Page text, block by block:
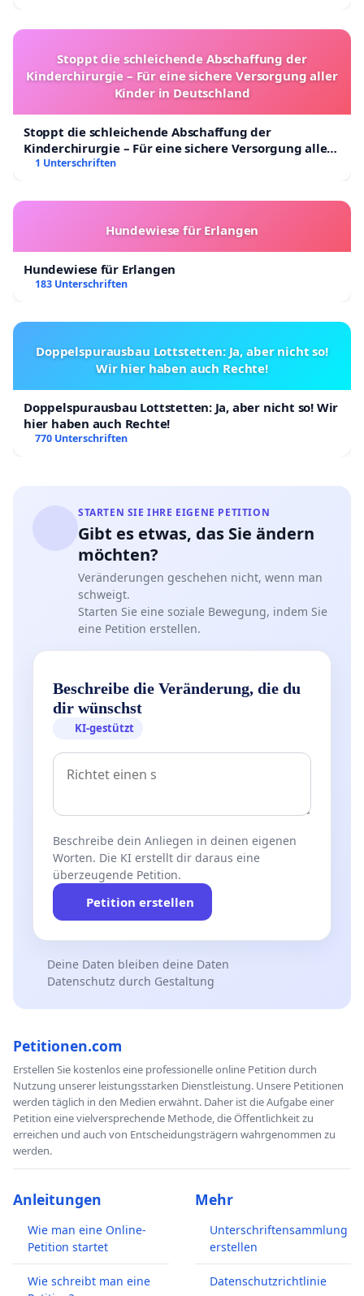
Stoppt die schleichende Abschaffung der
Kinderchirurgie – Für eine sichere Versorgung aller
Kinder in Deutschland
Stoppt die schleichende Abschaffung der
Kinderchirurgie – Für eine sichere Versorgung aller
Kinder in Deutschland
1 Unterschriften
Hundewiese für Erlangen
Hundewiese für Erlangen
183 Unterschriften
Doppelspurausbau Lottstetten: Ja, aber nicht so!
Wir hier haben auch Rechte!
Doppelspurausbau Lottstetten: Ja, aber nicht so! Wir
hier haben auch Rechte!
770 Unterschriften
STARTEN SIE IHRE EIGENE PETITION
Gibt es etwas, das Sie ändern
möchten?
Veränderungen geschehen nicht, wenn man
schweigt.
Starten Sie eine soziale Bewegung, indem Sie
eine Petition erstellen.
Beschreibe die Veränderung, die du
dir wünschst
KI-gestützt
Beschreibe dein Anliegen in deinen eigenen
Worten. Die KI erstellt dir daraus eine
überzeugende Petition.
Petition erstellen
Deine Daten bleiben deine Daten
Datenschutz durch Gestaltung
Petitionen.com
Erstellen Sie kostenlos eine professionelle online Petition durch
Nutzung unserer leistungsstarken Dienstleistung. Unsere Petitionen
werden täglich in den Medien erwähnt. Daher ist die Aufgabe einer
Petition eine vielversprechende Methode, die Öffentlichkeit zu
erreichen und auch von Entscheidungsträgern wahrgenommen zu
werden.
Anleitungen
Wie man eine Online-
Petition startet
Wie schreibt man eine
Mehr
Unterschriftensammlung
erstellen
Datenschutzrichtlinie